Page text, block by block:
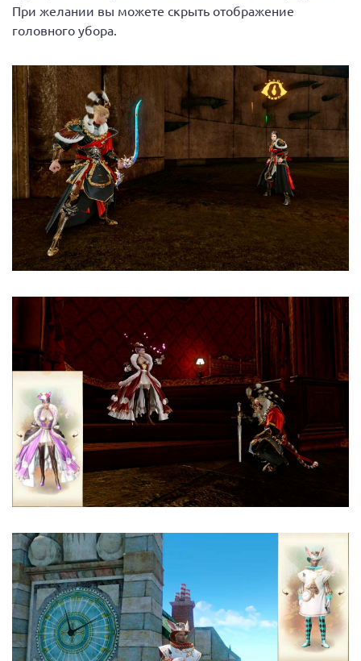
При желании вы можете скрыть отображение
головного убора.